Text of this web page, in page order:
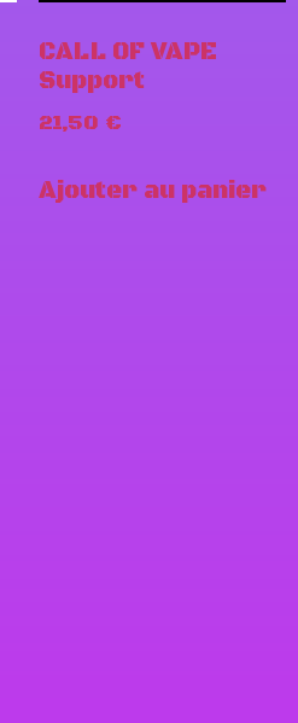
CALL OF VAPE
Support
21,50 €
Ajouter au panier